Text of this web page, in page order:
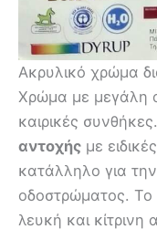
Ακρυλικό χρώμα
Χρώμα με μεγάλη
καιρικές συνθήκες.
αντοχής με
κατάλληλο για
οδοστρώματος. Το
λευκή και κίτρινη